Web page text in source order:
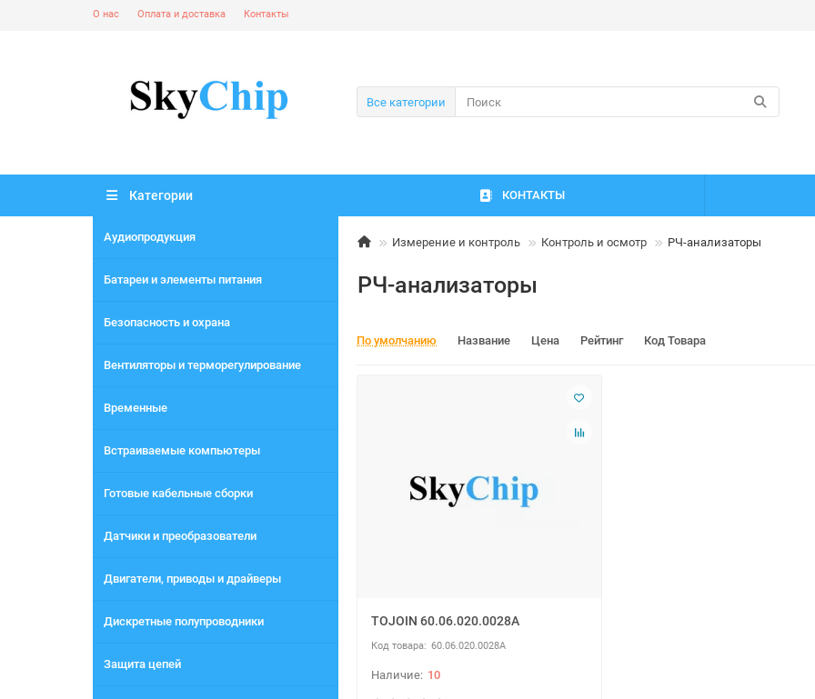
О нас Оплата и доставка Контакты
Все категории
Категории
Аудиопродукция
Батареи и элементы питания
Безопасность и охрана
Вентиляторы и терморегулирование
Временные
Встраиваемые компьютеры
Готовые кабельные сборки
Датчики и преобразователи
Двигатели, приводы и драйверы
Дискретные полупроводники
Защита цепей
КОНТАКТЫ
Измерение и контроль Контроль и осмотр РЧ-анализаторы
РЧ-анализаторы
По умолчанию Название Цена Рейтинг Код Товара
TOJOIN 60.06.020.0028A
60.06.020.0028A
10